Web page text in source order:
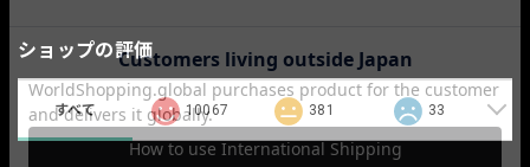
ショップの評価
すべて 10067 381 33